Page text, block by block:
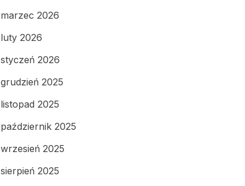
marzec 2026
luty 2026
styczeń 2026
grudzień 2025
listopad 2025
październik 2025
wrzesień 2025
sierpień 2025